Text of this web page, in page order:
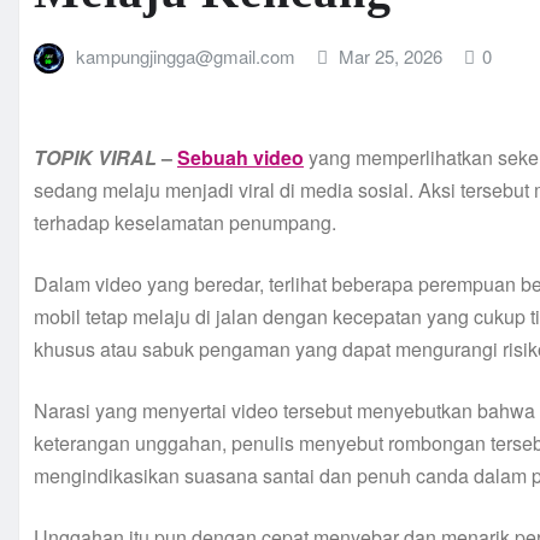
kampungjingga@gmail.com Mar 25, 2026 0
TOPIK VIRAL –Sebuah video yang memperlihatkan
sedang melaju menjadi viral di media sosial. Aksi
terhadap keselamatan penumpang.
Dalam video yang beredar, terlihat beberapa perempuan
mobil tetap melaju di jalan dengan kecepatan yang
khusus atau sabuk pengaman yang dapat mengurangi
Narasi yang menyertai video tersebut menyebutkan
keterangan unggahan, penulis menyebut rombongan
mengindikasikan suasana santai dan penuh canda dalam